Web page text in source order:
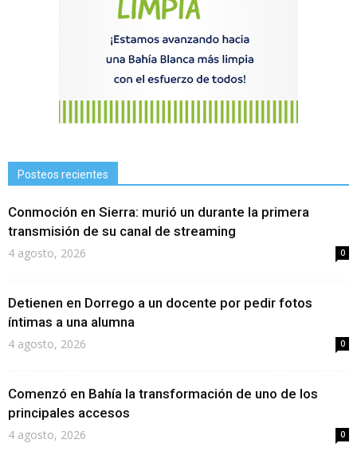
Posteos recientes
Conmoción en Sierra: murió un durante la primera
transmisión de su canal de streaming
4 agosto, 2026 0
Detienen en Dorrego a un docente por pedir fotos
íntimas a una alumna
4 agosto, 2026 0
Comenzó en Bahía la transformación de uno de los
principales accesos
4 agosto, 2026 0